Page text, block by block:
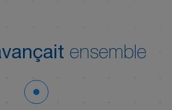
ensemble